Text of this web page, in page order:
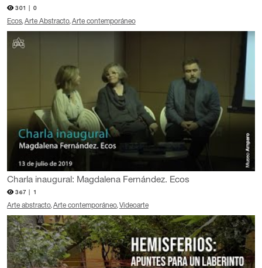
301 | 0
Ecos Arte Abstracto Arte contemporáneo
Charla inaugural: Magdalena Fernández. Ecos
367 | 1
Arte abstracto Arte contemporáneo Videoarte